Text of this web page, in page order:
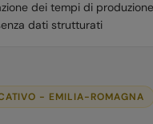
dei tempi di
dati strutturati
- EMILIA-ROMAGNA